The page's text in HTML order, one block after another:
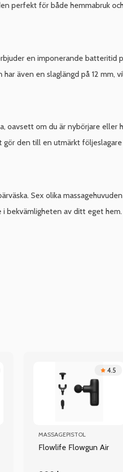
perfekt för både hemmabruk
en imponerande batteritid
även en slaglängd på 12 mm,
om du är nybörjare
den till en utmärkt
Sex olika
i bekvämligheten av ditt eget hem.
4.5
MASSAGEPISTOL
Flowlife Flowgun Air